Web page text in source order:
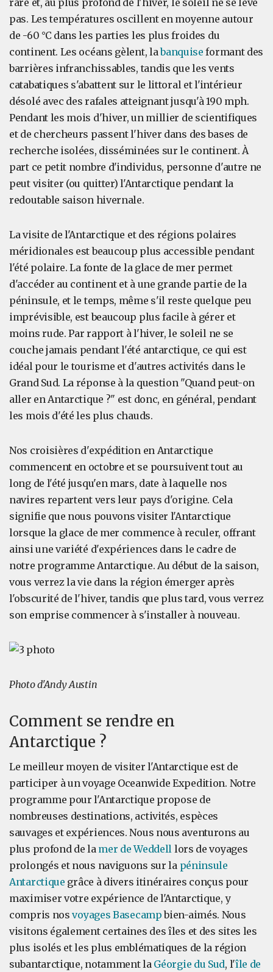
rare et, au plus profond de l'hiver, le soleil ne se lève
pas. Les températures oscillent en moyenne autour
de -60 °C dans les parties les plus froides du
continent. Les océans gèlent, labanquise formant des
barrières infranchissables, tandis que les vents
catabatiques s'abattent sur le littoral et l'intérieur
désolé avec des rafales atteignant jusqu'à 190 mph.
Pendant les mois d'hiver, un millier de scientifiques
et de chercheurs passent l'hiver dans des bases de
recherche isolées, disséminées sur le continent. À
part ce petit nombre d'individus, personne d'autre ne
peut visiter (ou quitter) l'Antarctique pendant la
redoutable saison hivernale.
La visite de l'Antarctique et des régions polaires
méridionales est beaucoup plus accessible pendant
l'été polaire. La fonte de la glace de mer permet
d'accéder au continent et à une grande partie de la
péninsule, et le temps, même s'il reste quelque peu
imprévisible, est beaucoup plus facile à gérer et
moins rude. Par rapport à l'hiver, le soleil ne se
couche jamais pendant l'été antarctique, ce qui est
idéal pour le tourisme et d'autres activités dans le
Grand Sud. La réponse à la question "Quand peut-on
aller en Antarctique ?" est donc, en général, pendant
les mois d'été les plus chauds.
Nos croisières d'expédition en Antarctique
commencent en octobre et se poursuivent tout au
long de l'été jusqu'en mars, date à laquelle nos
navires repartent vers leur pays d'origine. Cela
signifie que nous pouvons visiter l'Antarctique
lorsque la glace de mer commence à reculer, offrant
ainsi une variété d'expériences dans le cadre de
notre programme Antarctique. Au début de la saison,
vous verrez la vie dans la région émerger après
l'obscurité de l'hiver, tandis que plus tard, vous verrez
son emprise commencer à s'installer à nouveau.
Photo d'Andy Austin
Comment se rendre en
Antarctique ?
Le meilleur moyen de visiter l'Antarctique est de
participer à un voyage Oceanwide Expedition. Notre
programme pour l'Antarctique propose de
nombreuses destinations, activités, espèces
sauvages et expériences. Nous nous aventurons au
plus profond de la mer de Weddell lors de voyages
prolongés et nous naviguons sur la péninsule
Antarctique grâce à divers itinéraires conçus pour
maximiser votre expérience de l'Antarctique, y
compris nosvoyages Basecampbien-aimés. Nous
visitons également certaines des îles et des sites les
plus isolés et les plus emblématiques de la région
subantarctique, notamment la Géorgie du Sud, l'île de